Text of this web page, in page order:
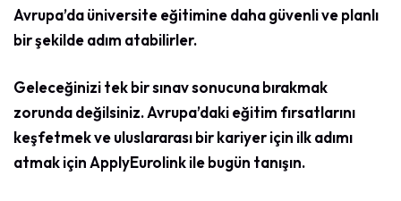
Avrupa’da üniversite eğitimine daha güvenli ve planlı
bir şekilde adım atabilirler.
Geleceğinizi tek bir sınav sonucuna bırakmak
zorunda değilsiniz. Avrupa’daki eğitim fırsatlarını
keşfetmek ve uluslararası bir kariyer için ilk adımı
atmak için ApplyEurolink ile bugün tanışın.